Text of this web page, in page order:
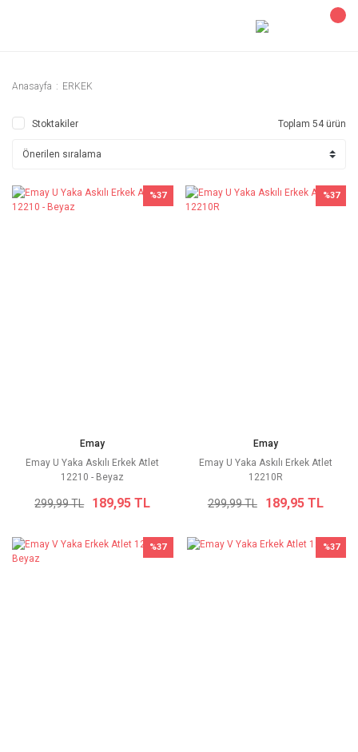
Anasayfa ERKEK
Stoktakiler Toplam 54 ürün
%37
Emay
Emay U Yaka Askılı Erkek Atlet
12210 - Beyaz
299,99 TL 189,95 TL
%37
Emay
Emay U Yaka Askılı Erkek Atlet
12210R
299,99 TL 189,95 TL
%37 %37